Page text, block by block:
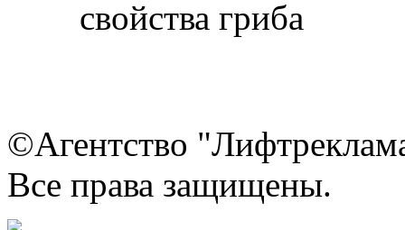
©Агентство
Все права защищены.